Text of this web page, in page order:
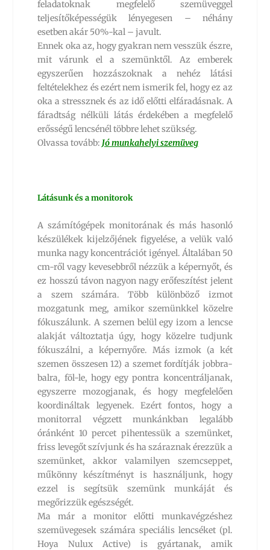
feladatoknak megfelelő szemüveggel
teljesítőképességük lényegesen – néhány
esetben akár 50%-kal – javult.
Ennek oka az, hogy gyakran nem vesszük észre,
mit várunk el a szemünktől. Az emberek
egyszerűen hozzászoknak a nehéz látási
feltételekhez és ezért nem ismerik fel, hogy ez az
oka a stressznek és az idő előtti elfáradásnak. A
fáradtság nélküli látás érdekében a megfelelő
erősségű lencsénél többre lehet szükség.
Olvassa tovább: Jó munkahelyi szemüveg
Látásunk és a monitorok
A számítógépek monitorának és más hasonló
készülékek kijelzőjének figyelése, a velük való
munka nagy koncentrációt igényel. Általában 50
cm-ről vagy kevesebbről nézzük a képernyőt, és
ez hosszú távon nagyon nagy erőfeszítést jelent
a szem számára. Több különböző izmot
mozgatunk meg, amikor szemünkkel közelre
fókuszálunk. A szemen belül egy izom a lencse
alakját változtatja úgy, hogy közelre tudjunk
fókuszálni, a képernyőre. Más izmok (a két
szemen összesen 12) a szemet fordítják jobbra-
balra, föl-le, hogy egy pontra koncentráljanak,
egyszerre mozogjanak, és hogy megfelelően
koordináltak legyenek. Ezért fontos, hogy a
monitorral végzett munkánkban legalább
óránként 10 percet pihentessük a szemünket,
friss levegőt szívjunk és ha száraznak érezzük a
szemünket, akkor valamilyen szemcseppet,
műkönny készítményt is használjunk, hogy
ezzel is segítsük szemünk munkáját és
megőrizzük egészségét.
Ma már a monitor előtti munkavégzéshez
szemüvegesek számára speciális lencséket (pl.
Hoya Nulux Active) is gyártanak, amik